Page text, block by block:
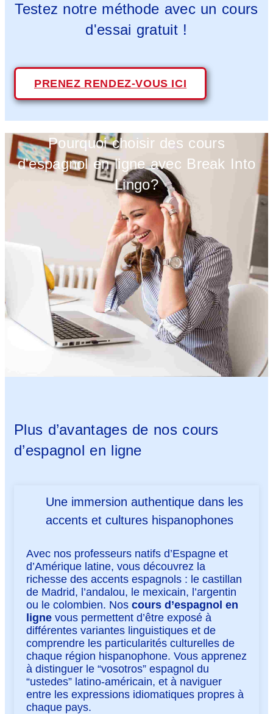
Testez notre méthode avec un cours
d'essai gratuit !
PRENEZ RENDEZ-VOUS ICI
Pourquoi choisir des cours
d'espagnol en ligne avec Break Into
Lingo?
Plus d’avantages de nos cours
d’espagnol en ligne
Une immersion authentique dans les
accents et cultures hispanophones
Avec nos professeurs natifs d’Espagne et
d’Amérique latine, vous découvrez la
richesse des accents espagnols : le castillan
de Madrid, l’andalou, le mexicain, l’argentin
ou le colombien. Nos cours d’espagnol en
ligne vous permettent d’être exposé à
différentes variantes linguistiques et de
comprendre les particularités culturelles de
chaque région hispanophone. Vous apprenez
à distinguer le “vosotros” espagnol du
“ustedes” latino-américain, et à naviguer
entre les expressions idiomatiques propres à
chaque pays.